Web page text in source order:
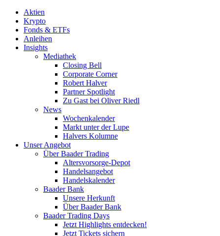
Aktien
Krypto
Fonds & ETFs
Anleihen
Insights
Mediathek
Closing Bell
Corporate Corner
Robert Halver
Partner Spotlight
Zu Gast bei Oliver Riedl
News
Wochenkalender
Markt unter der Lupe
Halvers Kolumne
Unser Angebot
Über Baader Trading
Altersvorsorge-Depot
Handelsangebot
Handelskalender
Baader Bank
Unsere Herkunft
Über Baader Bank
Baader Trading Days
Jetzt Highlights entdecken!
Jetzt Tickets sichern